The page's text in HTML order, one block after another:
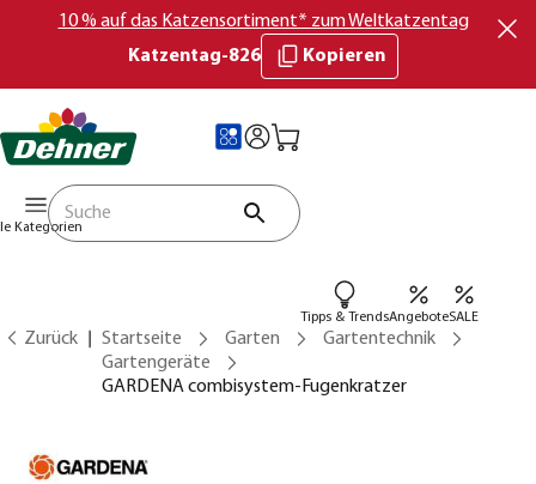
10 % auf das Katzensortiment* zum Weltkatzentag
Katzentag-826
Kopieren
Kategorien
Tipps & TrendsAngeboteSALE
Zurück Startseite Garten
Gartentechnik
Gartengeräte
GARDENA combisystem-Fugenkratzer